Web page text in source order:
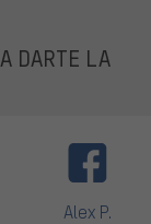
DARTE LA
Alex P.